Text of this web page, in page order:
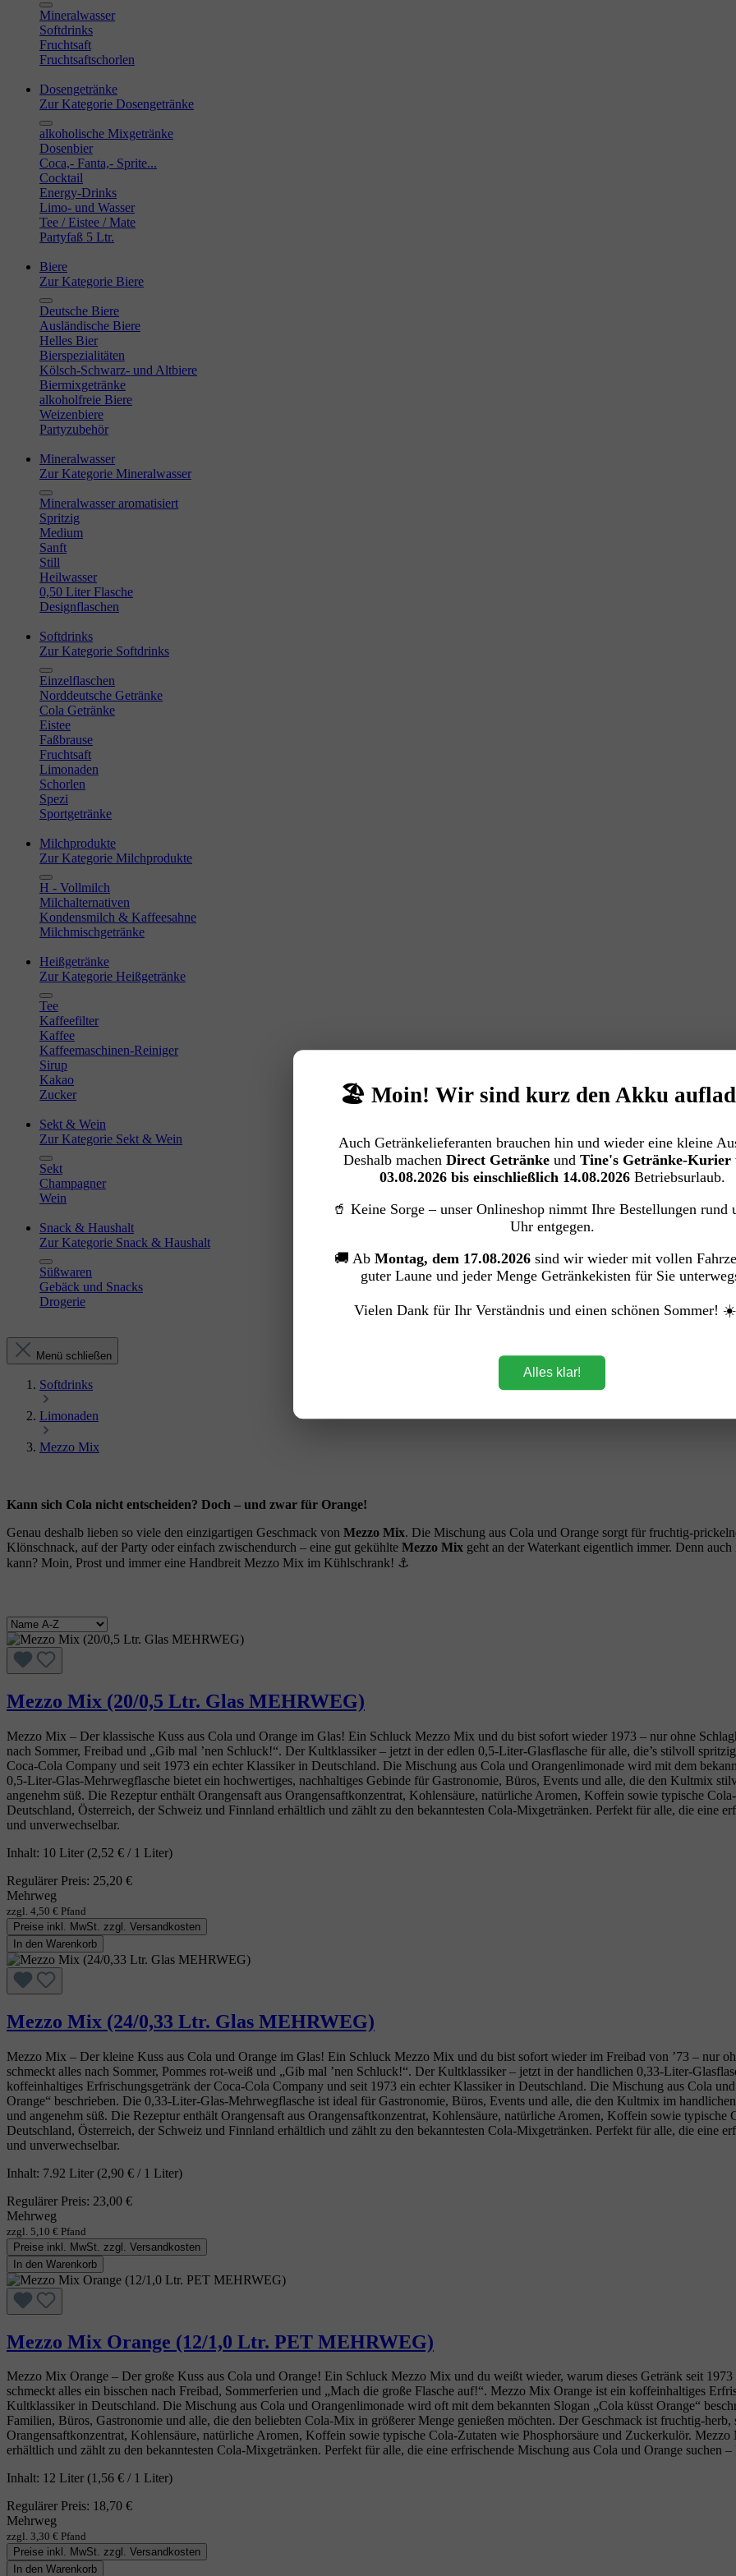
Mineralwasser
Softdrinks
Fruchtsaft
Fruchtsaftschorlen
Dosengetränke
Zur Kategorie Dosengetränke
alkoholische Mixgetränke
Dosenbier
Coca,- Fanta,- Sprite...
Cocktail
Energy-Drinks
Limo- und Wasser
Tee / Eistee / Mate
Partyfaß 5 Ltr.
Biere
Zur Kategorie Biere
Deutsche Biere
Ausländische Biere
Helles Bier
Bierspezialitäten
Kölsch-Schwarz- und Altbiere
Biermixgetränke
alkoholfreie Biere
Weizenbiere
Partyzubehör
Mineralwasser
Zur Kategorie Mineralwasser
Mineralwasser aromatisiert
Spritzig
Medium
Sanft
Still
Heilwasser
0,50 Liter Flasche
Designflaschen
Softdrinks
Zur Kategorie Softdrinks
Einzelflaschen
Norddeutsche Getränke
Cola Getränke
Eistee
Faßbrause
Fruchtsaft
Limonaden
Schorlen
Spezi
Sportgetränke
Milchprodukte
Zur Kategorie Milchprodukte
H - Vollmilch
Milchalternativen
Kondensmilch & Kaffeesahne
Milchmischgetränke
Heißgetränke
Zur Kategorie Heißgetränke
Tee
Kaffeefilter
Kaffee
Kaffeemaschinen-Reiniger
Sirup
Kakao
Zucker
Sekt & Wein
Zur Kategorie Sekt & Wein
Sekt
Champagner
Wein
Snack & Haushalt
Zur Kategorie Snack & Haushalt
Süßwaren
Gebäck und Snacks
Drogerie
Menü schließen
Softdrinks
Limonaden
Mezzo Mix
Kann sich Cola nicht entscheiden? Doch – und zwar für Orange!
Genau deshalb lieben so viele den einzigartigen Geschmack von Mezzo Mix. Die Mischung aus Cola und Orange sorgt für fruchtig-
Klönschnack, auf der Party oder einfach zwischendurch – eine gut gekühlte Mezzo Mix geht an der Waterkant eigentlich immer. Denn
kann? Moin, Prost und immer eine Handbreit Mezzo Mix im Kühlschrank! ⚓
Mezzo Mix (20/0,5 Ltr. Glas MEHRWEG)
Mezzo Mix – Der klassische Kuss aus Cola und Orange im Glas! Ein Schluck Mezzo Mix und du bist sofort wieder 1973 – nur ohne
nach Sommer, Freibad und „Gib mal ’nen Schluck!“. Der Kultklassiker – jetzt in der edlen 0,5‑Liter‑Glasflasche für alle, die’s stilvoll
Coca‑Cola Company und seit 1973 ein echter Klassiker in Deutschland. Die Mischung aus Cola und Orangenlimonade wird mit dem
0,5‑Liter‑Glas‑Mehrwegflasche bietet ein hochwertiges, nachhaltiges Gebinde für Gastronomie, Büros, Events und alle, die den Kultmix
angenehm süß. Die Rezeptur enthält Orangensaft aus Orangensaftkonzentrat, Kohlensäure, natürliche Aromen, Koffein sowie typische
Deutschland, Österreich, der Schweiz und Finnland erhältlich und zählt zu den bekanntesten Cola‑Mixgetränken. Perfekt für alle, die eine
und unverwechselbar.
Inhalt: 10 Liter (2,52 € / 1 Liter)
Regulärer Preis: 25,20 €
Mehrweg
zzgl. 4,50 € Pfand
Preise inkl. MwSt. zzgl. Versandkosten
In den Warenkorb
Mezzo Mix (24/0,33 Ltr. Glas MEHRWEG)
Mezzo Mix – Der kleine Kuss aus Cola und Orange im Glas! Ein Schluck Mezzo Mix und du bist sofort wieder im Freibad von ’73 – nur
schmeckt alles nach Sommer, Pommes rot‑weiß und „Gib mal ’nen Schluck!“. Der Kultklassiker – jetzt in der handlichen
koffeinhaltiges Erfrischungsgetränk der Coca‑Cola Company und seit 1973 ein echter Klassiker in Deutschland. Die Mischung aus Cola
Orange“ beschrieben. Die 0,33‑Liter‑Glas‑Mehrwegflasche ist ideal für Gastronomie, Büros, Events und alle, die den Kultmix im
und angenehm süß. Die Rezeptur enthält Orangensaft aus Orangensaftkonzentrat, Kohlensäure, natürliche Aromen, Koffein sowie
Deutschland, Österreich, der Schweiz und Finnland erhältlich und zählt zu den bekanntesten Cola‑Mixgetränken. Perfekt für alle, die eine
und unverwechselbar.
Inhalt: 7.92 Liter (2,90 € / 1 Liter)
Regulärer Preis: 23,00 €
Mehrweg
zzgl. 5,10 € Pfand
Preise inkl. MwSt. zzgl. Versandkosten
In den Warenkorb
Mezzo Mix Orange (12/1,0 Ltr. PET MEHRWEG)
Mezzo Mix Orange – Der große Kuss aus Cola und Orange! Ein Schluck Mezzo Mix und du weißt wieder, warum dieses Getränk seit
schmeckt alles ein bisschen nach Freibad, Sommerferien und „Mach die große Flasche auf!“. Mezzo Mix Orange ist ein koffeinhaltiges
Kultklassiker in Deutschland. Die Mischung aus Cola und Orangenlimonade wird oft mit dem bekannten Slogan „Cola küsst Orange“
Familien, Büros, Gastronomie und alle, die den beliebten Cola‑Mix in größerer Menge genießen möchten. Der Geschmack ist
Orangensaftkonzentrat, Kohlensäure, natürliche Aromen, Koffein sowie typische Cola‑Zutaten wie Phosphorsäure und Zuckerkulör.
erhältlich und zählt zu den bekanntesten Cola‑Mixgetränken. Perfekt für alle, die eine erfrischende Mischung aus Cola und Orange suchen
Inhalt: 12 Liter (1,56 € / 1 Liter)
Regulärer Preis: 18,70 €
Mehrweg
zzgl. 3,30 € Pfand
Preise inkl. MwSt. zzgl. Versandkosten
In den Warenkorb
🏖️ Moin! Wir sind kurz den Akku
Auch Getränkelieferanten brauchen hin und wieder eine kleine
Deshalb machen Direct Getränkeund Tine's Getränke-Kurier
03.08.2026 bis einschließlich 14.08.2026Betriebsurlaub.
🥤 Keine Sorge – unser Onlineshop nimmt Ihre Bestellungen rund
Uhr entgegen.
🚚 Ab Montag, dem 17.08.2026 sind wir wieder mit vollen
guter Laune und jeder Menge Getränkekisten für Sie
Vielen Dank für Ihr Verständnis und einen schönen Sommer!
Alles klar!